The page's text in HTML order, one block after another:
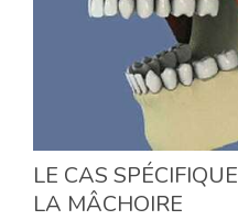
LE CAS
LA MÂCHOIRE